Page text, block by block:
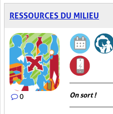
RESSOURCES DU MILIEU
0 On sort !